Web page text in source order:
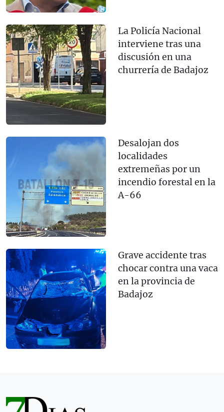
La Policía Nacional
interviene tras una
discusión en una
churrería de Badajoz
Desalojan dos
localidades
extremeñas por un
incendio forestal en la
A-66
Grave accidente tras
chocar contra una vaca
en la provincia de
Badajoz